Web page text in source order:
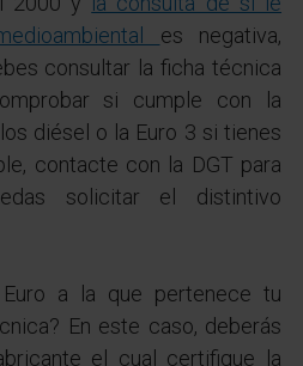
es negativa,
consultar la ficha técnica
si cumple con la
diésel o la Euro 3 si tienes
contacte con la DGT para
solicitar el distintivo
a la que pertenece tu
En este caso, deberás
el cual certifique la